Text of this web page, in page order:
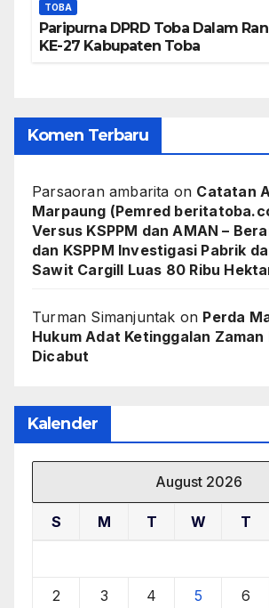
TOBA
Paripurna DPRD Toba Dalam
KE-27 Kabupaten Toba
Komen Terbaru
Parsaoran ambarita on Catatan
Marpaung (Pemred
Versus KSPPM dan AMAN –
dan KSPPM Investigasi Pabrik
Sawit Cargill Luas 80 Ribu
Turman Simanjuntak on Perda
Hukum Adat Ketinggalan Zaman
Dicabut
Kalender
August 2026
S M T W T
2 3 4 5 6